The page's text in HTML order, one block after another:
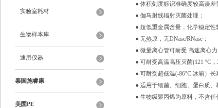
实验室耗材
生物样本库
通用仪器
泰国施睿康
美国PE
● 体积刻度标识准确度较高误差
● 伽马射线辐射灭菌处理；
● 超低重金属含量，化学稳定
● 无热原，无DNase/RNase；
● 微量离心管可耐受 高速离心力
● 可耐受高温高压灭菌(121 °C，
● 可耐受超低温(-86°C 冰箱）
● 适用于细菌、细胞、蛋白质
● 生物级聚丙烯为原料，不含